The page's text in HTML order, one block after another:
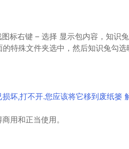
图标右键 – 选择 显示包内容，
殊文件夹选中，然后知识兔勾选
损坏,打不开.您应该将它移到废纸篓
用和正当使用。